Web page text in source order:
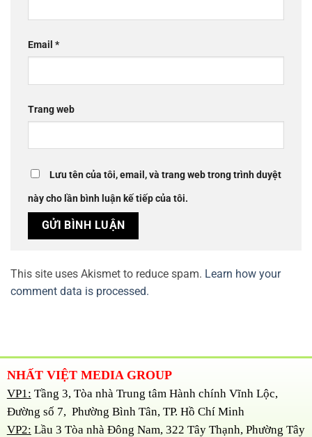
Email *
Trang web
Lưu tên của tôi, email, và trang web trong trình duyệt
này cho lần bình luận kế tiếp của tôi.
This site uses Akismet to reduce spam. Learn how your
comment data is processed.
NHẤT VIỆT MEDIA GROUP
VP1: Tầng 3, Tòa nhà Trung tâm Hành chính Vĩnh Lộc,
Đường số 7, Phường Bình Tân, TP. Hồ Chí Minh
VP2: Lầu 3 Tòa nhà Đông Nam, 322 Tây Thạnh, Phường Tây